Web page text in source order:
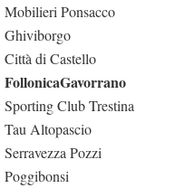
Mobilieri Ponsacco
Ghiviborgo
Città di Castello
FollonicaGavorrano
Sporting Club Trestina
Tau Altopascio
Serravezza Pozzi
Poggibonsi